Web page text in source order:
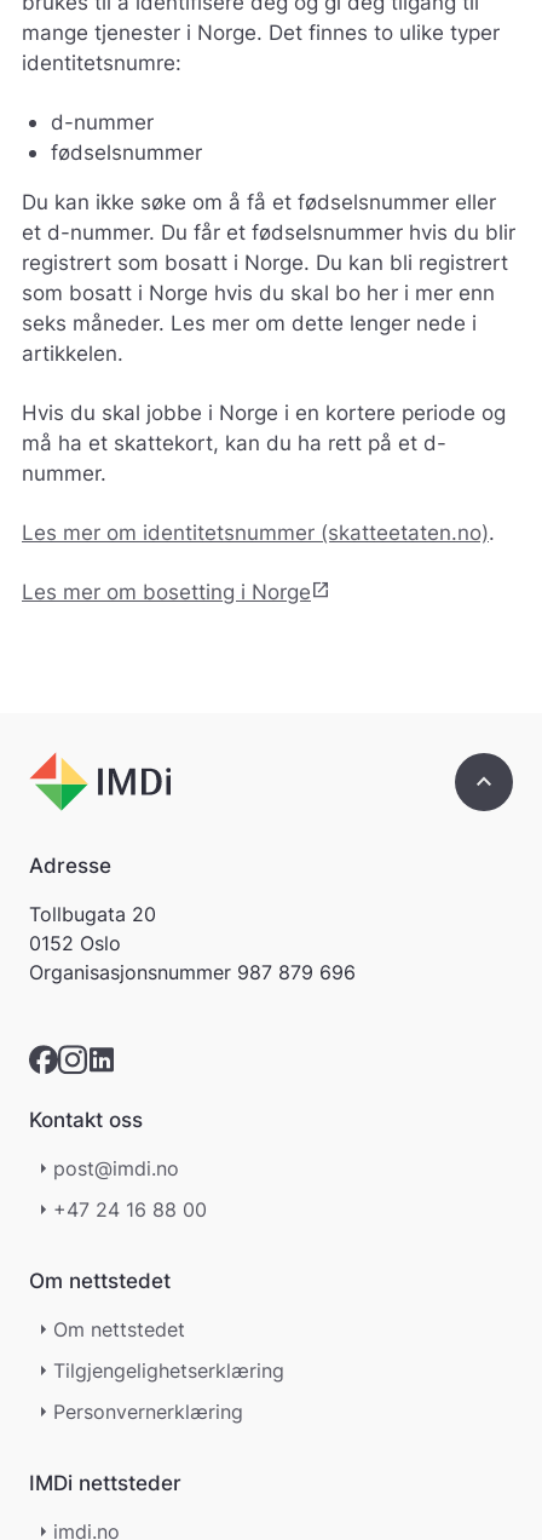
mange tjenester i Norge. Det finnes to ulike typer
identitetsnumre:
d-nummer
fødselsnummer
Du kan ikke søke om å få et fødselsnummer eller
et d-nummer. Du får et fødselsnummer hvis du blir
registrert som bosatt i Norge. Du kan bli registrert
som bosatt i Norge hvis du skal bo her i mer enn
seks måneder. Les mer om dette lenger nede i
artikkelen.
Hvis du skal jobbe i Norge i en kortere periode og
må ha et skattekort, kan du ha rett på et d-
nummer.
Les mer om identitetsnummer (skatteetaten.no).
Les mer om bosetting i Norgeopen_in_new
keyboard_arrow_up
Adresse
Tollbugata 20
0152 Oslo
Organisasjonsnummer 987 879 696
Kontakt oss
post@imdi.no
+47 24 16 88 00
Om nettstedet
Om nettstedet
Tilgjengelighetserklæring
Personvernerklæring
IMDi nettsteder
imdi.no
g
ø
r
n
t
t
s
t
d
t
b
d
e
i
p
m
e
l
g
r